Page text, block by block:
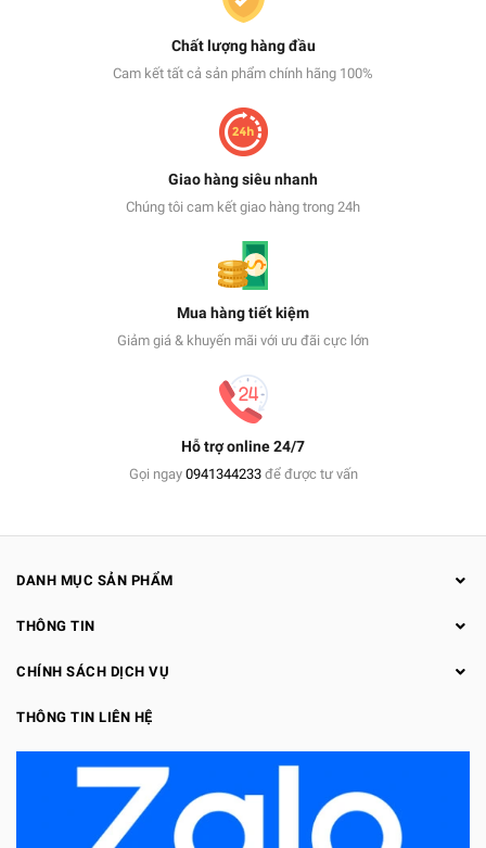
Chất lượng hàng đầu
Cam kết tất cả sản phẩm chính hãng 100%
Giao hàng siêu nhanh
Chúng tôi cam kết giao hàng trong 24h
Mua hàng tiết kiệm
Giảm giá & khuyến mãi với ưu đãi cực lớn
Hỗ trợ online 24/7
Gọi ngay 0941344233để được tư vấn
DANH MỤC SẢN PHẨM
THÔNG TIN
CHÍNH SÁCH DỊCH VỤ
THÔNG TIN LIÊN HỆ